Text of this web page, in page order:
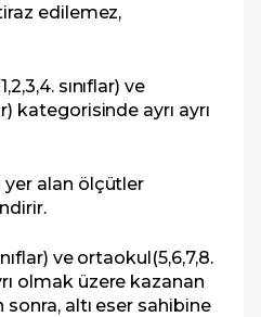
edilemez,
sınıflar) ve
kategorisinde ayrı ayrı
yer alan ölçütler
ve ortaokul(5,6,7,8.
olmak üzere kazanan
altı eser sahibine